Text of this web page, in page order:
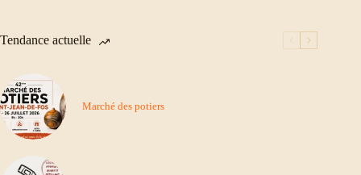
Tendance actuelle
Marché des potiers